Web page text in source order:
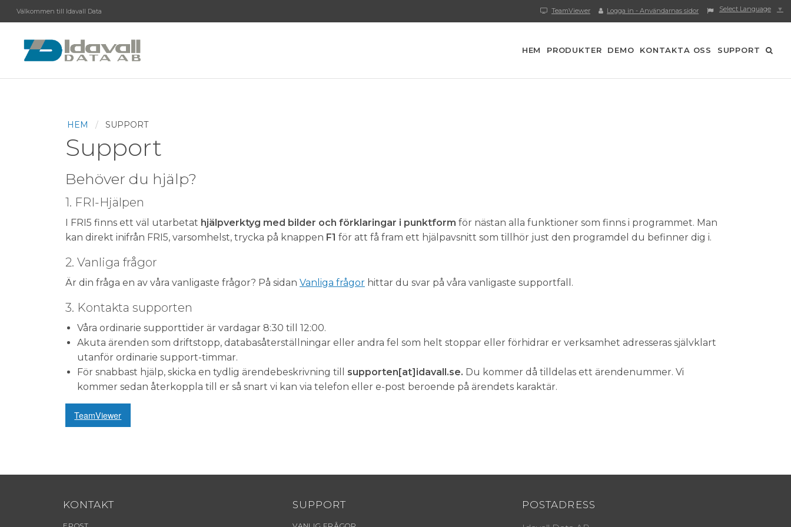
Välkommen till Idavall Data Select Language ▼
Logga in - Användarnas sidor
TeamViewer
HEM PRODUKTER DEMO KONTAKTA OSS SUPPORT
HEM SUPPORT
Support
Behöver du hjälp?
1. FRI-Hjälpen
I FRI5 finns ett väl utarbetat hjälpverktyg med bilder och förklaringar i punktform för nästan alla funktioner som finns i programmet. Man
kan direkt inifrån FRI5, varsomhelst, trycka på knappen F1 för att få fram ett hjälpavsnitt som tillhör just den programdel du befinner dig i.
2. Vanliga frågor
Är din fråga en av våra vanligaste frågor? På sidan Vanliga frågor hittar du svar på våra vanligaste supportfall.
3. Kontakta supporten
Våra ordinarie supporttider är vardagar 8:30 till 12:00.
Akuta ärenden som driftstopp, databasåterställningar eller andra fel som helt stoppar eller förhidrar er verksamhet adresseras självklart
utanför ordinarie support-timmar.
För snabbast hjälp, skicka en tydlig ärendebeskrivning till supporten[at]idavall.se. Du kommer då tilldelas ett ärendenummer. Vi
kommer sedan återkoppla till er så snart vi kan via telefon eller e-post beroende på ärendets karaktär.
TeamViewer
KONTAKT SUPPORT POSTADRESS